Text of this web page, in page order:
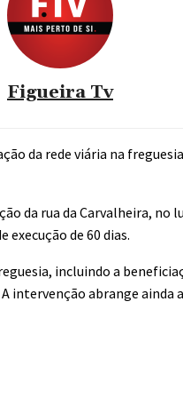
Figueira Tv
da rede viária na
da rua da Carvalheira, no
execução de 60 dias.
incluindo a
abrange ainda